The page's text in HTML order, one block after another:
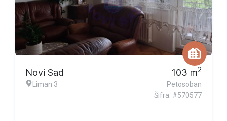
Novi Sad
Liman 3
103 m2
Petosoban
Šifra: #570577